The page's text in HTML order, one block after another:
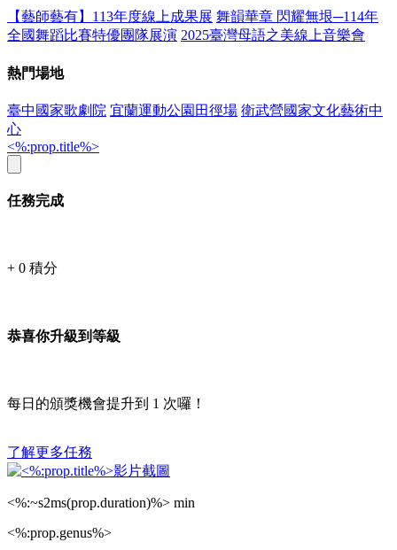
【藝師藝有】113年度線上成果展 舞韻華章 閃耀無垠─114年
全國舞蹈比賽特優團隊展演 2025臺灣母語之美線上音樂會
熱門場地
臺中國家歌劇院 宜蘭運動公園田徑場 衛武營國家文化藝術中
心
<%:prop.title%>
任務完成
+ 0 積分
恭喜你升級到等級
每日的頒獎機會提升到 1 次囉！
了解更多任務
<%:~s2ms(prop.duration)%> min
<%:prop.genus%>